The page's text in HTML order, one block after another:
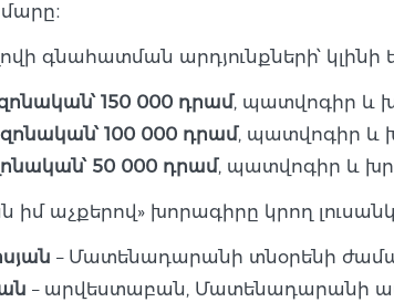
գնահատման արդյունքների՝ կլինի
150 000 դրամ, պատվոգիր և
100 000 դրամ, պատվոգիր և
50 000 դրամ, պատվոգիր և
աչքերով» խորագիրը կրող
– Մատենադարանի տնօրենի
– արվեստաբան, Մատենադարանի